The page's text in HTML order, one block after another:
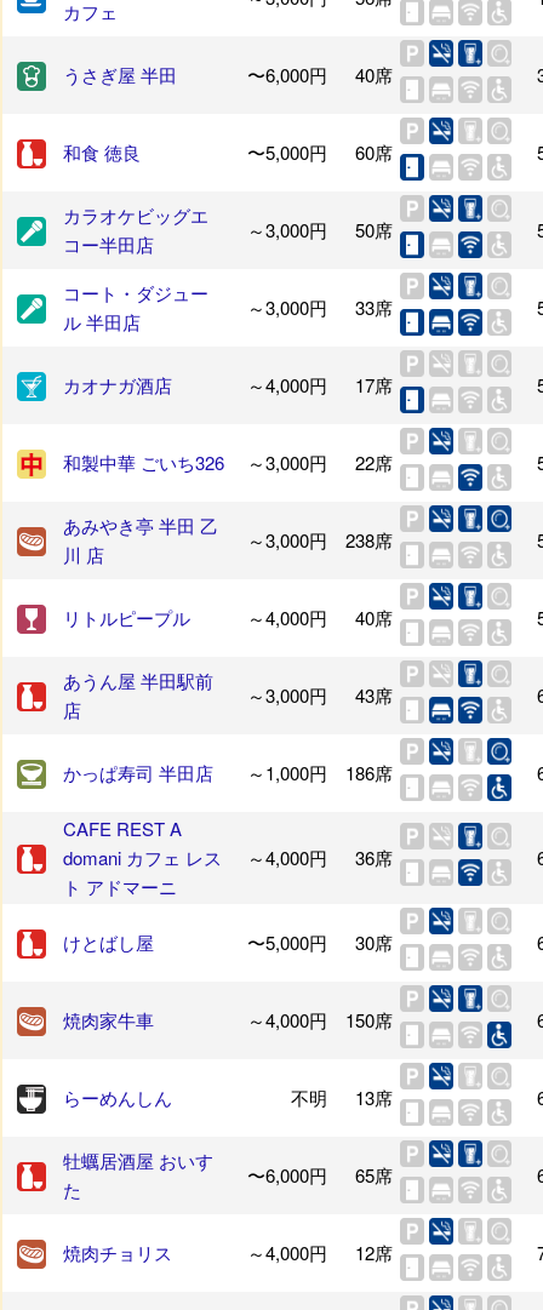
カフェ
うさぎ屋 半田 〜6,000円 40席
和食 徳良 〜5,000円 60席
カラオケビッグエ
コー半田店
～3,000円 50席
コート・ダジュー
ル 半田店
～3,000円 33席
カオナガ酒店 ～4,000円 17席
和製中華 ごいち326 ～3,000円 22席
あみやき亭 半田 乙
川 店
～3,000円 238席
リトルピープル ～4,000円 40席
あうん屋 半田駅前
店
～3,000円 43席
かっぱ寿司 半田店 ～1,000円 186席
CAFE REST A
domani カフェ レス
ト アドマーニ
～4,000円 36席
けとばし屋 〜5,000円 30席
焼肉家牛車 ～4,000円 150席
らーめんしん 不明 13席
牡蠣居酒屋 おいす
た
〜6,000円 65席
焼肉チョリス ～4,000円 12席